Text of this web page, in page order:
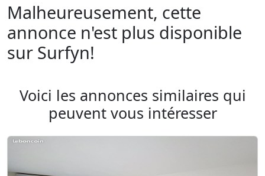
Malheureusement, cette
annonce n'est plus disponible
sur Surfyn!
Voici les annonces similaires qui
peuvent vous intéresser